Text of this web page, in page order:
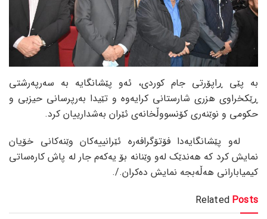
بە پێی ڕاپۆرتی جام کوردی، ئەو پێشانگایە بە سەرپەرشتی
ڕێکخراوی هزری شارستانی کرایەوە و تێیدا بەرپرسانی حیزبی و
حکومی و نوێنەری کۆنسووڵخانەی ئێران بەشدارییان کرد.
لەو پێشانگایەدا فۆتۆگرافەرە ئێرانییەکان وێنەکانی خۆیان
نمایش کرد کە هەندێک لەو وێنانە بۆ یەکەم جار لە پاش کارەساتی
کیمیابارانی هەڵەبجە نمایش دەکران./.
Related Posts